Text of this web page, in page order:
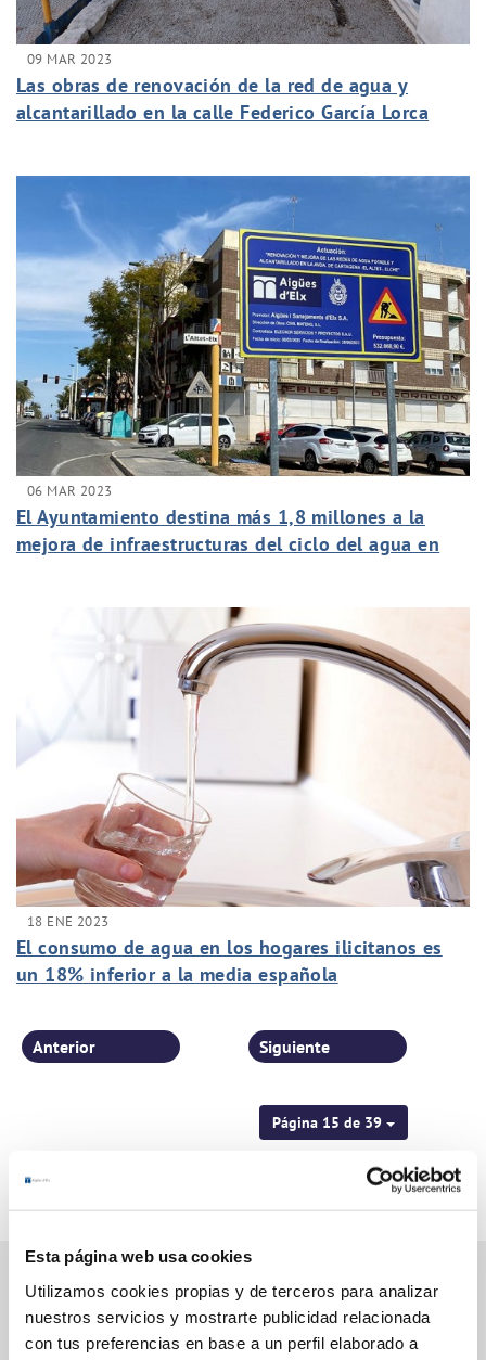
Esta página web usa cookies
Utilizamos cookies propias y de terceros para analizar
nuestros servicios y mostrarte publicidad relacionada
con tus preferencias en base a un perfil elaborado a
09 MAR 2023
Las obras de renovación de la red de agua y
alcantarillado en la calle Federico García Lorca
06 MAR 2023
El Ayuntamiento destina más 1,8 millones a la
mejora de infraestructuras del ciclo del agua en
18 ENE 2023
El consumo de agua en los hogares ilicitanos es
un 18% inferior a la media española
Página 15 de 39
Anterior Siguiente
Gestiones Online